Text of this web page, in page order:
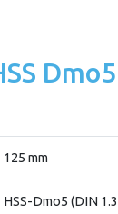
125 mm
HSS-Dmo5 (DIN